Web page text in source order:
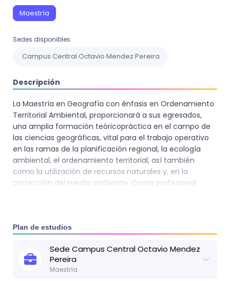
Maestría
Sedes disponibles
Campus Central Octavio Mendez Pereira
Descripción
La Maestría en Geografía con énfasis en Ordenamiento
Territorial Ambiental, proporcionará a sus egresados,
una amplia formación teóricopráctica en el campo de
las ciencias geográficas, vital para el trabajo operativo
en las ramas de la planificación regional, la ecología
ambiental, el ordenamiento territorial, así también
como la utilización de recursos naturales y, en la
protección del medio ambiente. Como profesional,
planificación, evaluación y desarrollo de proyectos para
sostenible de los recursos naturales.
Plan de estudios
Sede Campus Central Octavio Mendez
Pereira
Maestría